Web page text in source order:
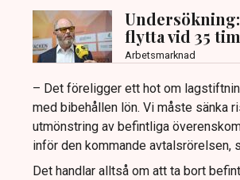
flytta vid 35
Arbetsmarknad
– Det föreligger ett hot om
med bibehållen lön. Vi måste sänka
utmönstring av befintliga
inför den kommande avtalsrörelsen,
Det handlar alltså om att ta bort